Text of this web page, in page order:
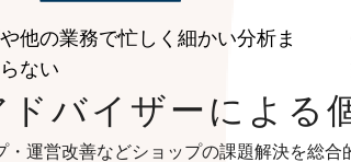
他の業務で忙しく細かい分析ま
ない
ドバイザーによる
・運営改善などショップの課題解決を総合